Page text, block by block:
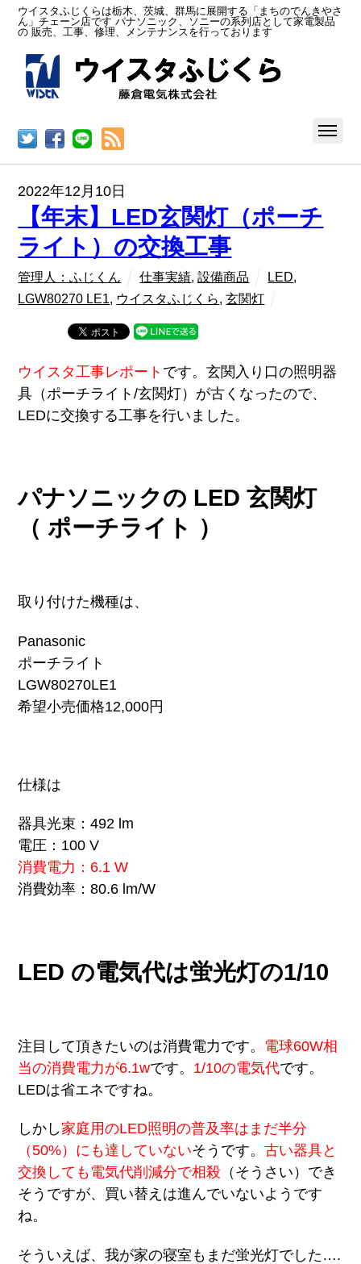
ウイスタふじくらは栃木、茨城、群馬に展開する「まちのでんきやさ
ん」チェーン店です パナソニック、ソニーの系列店として家電製品
の 販売、工事、修理、メンテナンスを行っております
2022年12月10日
【年末】LED玄関灯（ポーチ
ライト）の交換工事
管理人：ふじくん 仕事実績,設備商品 LED,
LGW80270 LE1, ウイスタふじくら,玄関灯
ウイスタ工事レポート です。玄関入り口の照明器
具（ポーチライト/玄関灯）が古くなったので、
LEDに交換する工事を行いました。
パナソニックの LED 玄関灯
（ ポーチライト ）
取り付けた機種は、
Panasonic
ポーチライト
LGW80270LE1
希望小売価格12,000円
仕様は
器具光束：492 lm
電圧：100 V
消費電力：6.1 W
消費効率：80.6 lm/W
LED の電気代は蛍光灯の1/10
注目して頂きたいのは消費電力です。 電球60W相
当の消費電力が6.1wです。 1/10の電気代です。
LEDは省エネですね。
しかし 家庭用のLED照明の普及率はまだ半分
（50%）にも達していないそうです。古い器具と
交換しても電気代削減分で相殺 （そうさい）でき
そうですが、買い替えは進んでいないようです
ね。
そういえば、我が家の寝室もまだ蛍光灯でした….